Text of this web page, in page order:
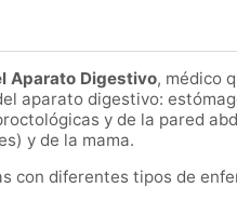
Aparato Digestivo, médico
aparato digestivo:
y de la pared
y de la mama.
con diferentes tipos de